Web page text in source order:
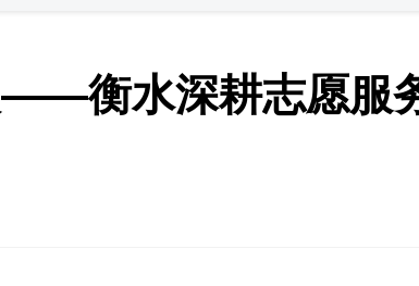
衡水深耕志愿服